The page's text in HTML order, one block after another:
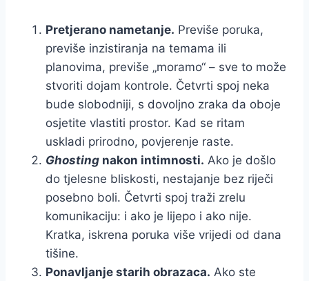
Pretjerano nametanje. Previše poruka,
previše inzistiranja na temama ili
planovima, previše „moramo“ – sve to može
stvoriti dojam kontrole. Četvrti spoj neka
bude slobodniji, s dovoljno zraka da oboje
osjetite vlastiti prostor. Kad se ritam
uskladi prirodno, povjerenje raste.
Ghosting nakon intimnosti. Ako je došlo
do tjelesne bliskosti, nestajanje bez riječi
posebno boli. Četvrti spoj traži zrelu
komunikaciju: i ako je lijepo i ako nije.
Kratka, iskrena poruka više vrijedi od dana
tišine.
Ponavljanje starih obrazaca. Ako ste